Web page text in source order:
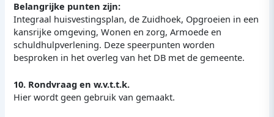
Belangrijke punten zijn:
Integraal huisvestingsplan, de Zuidhoek, Opgroeien in een
kansrijke omgeving, Wonen en zorg, Armoede en
schuldhulpverlening. Deze speerpunten worden
besproken in het overleg van het DB met de gemeente.
10. Rondvraag en w.v.t.t.k.
Hier wordt geen gebruik van gemaakt.